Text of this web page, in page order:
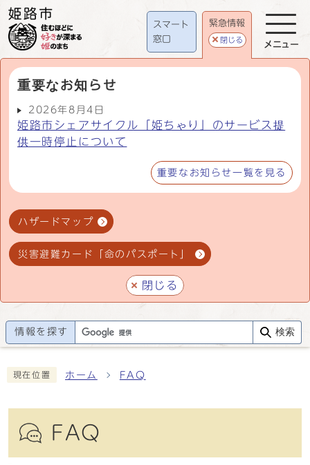
スマート
窓口
緊急情報
閉じる
重要なお知らせ
2026年8月4日
姫路市シェアサイクル「姫ちゃり」のサービス提
供一時停止について
重要なお知らせ一覧を見る
ハザードマップ
災害避難カード「命のパスポート」
閉じる
メニュー
情報を探す 検索
現在位置 ホーム FAQ
FAQ